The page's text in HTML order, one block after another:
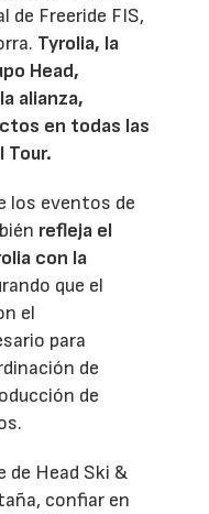
de Freeride FIS,
Tyrolia, la
Head,
alianza,
en todas las
Tour.
los eventos de
refleja el
con la
que el
el
para
de
de
de Head Ski &
confiar en